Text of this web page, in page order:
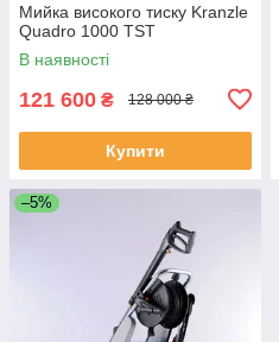
Мийка високого тиску Kranzle
Quadro 1000 TST
В наявності
121 600 ₴ 128 000 ₴
Купити
–5%